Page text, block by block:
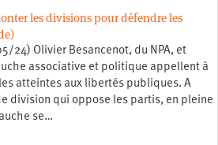
les divisions pour défendre les
24) Olivier Besancenot, du NPA, et
associative et politique appellent à
atteintes aux libertés publiques. A
division qui oppose les partis, en pleine
se…